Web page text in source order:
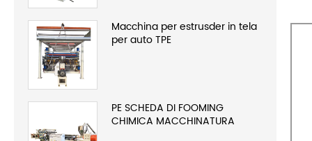
Macchina per estrusder in tela
per auto TPE
PE SCHEDA DI FOOMING
CHIMICA MACCHINATURA